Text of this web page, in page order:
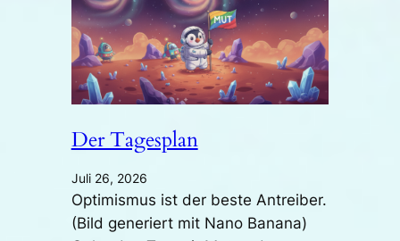
Der Tagesplan
Juli 26, 2026
Optimismus ist der beste Antreiber.
(Bild generiert mit Nano Banana)